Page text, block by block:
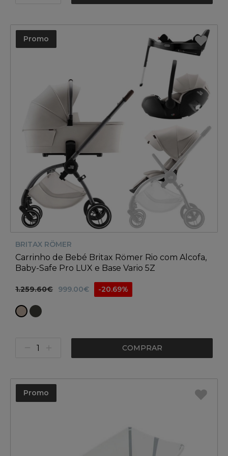
Promo
BRITAX RÖMER
Carrinho de Bebé Britax Römer Rio com Alcofa,
Baby-Safe Pro LUX e Base Vario 5Z
1.259.60€ 999.00€ -20.69%
COMPRAR
Promo